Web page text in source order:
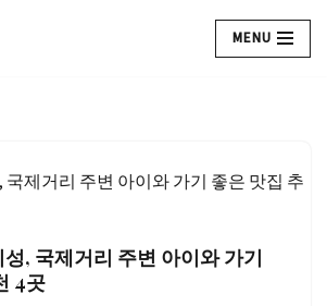
MENU
, 국제거리 주변 아이와 가기
4곳